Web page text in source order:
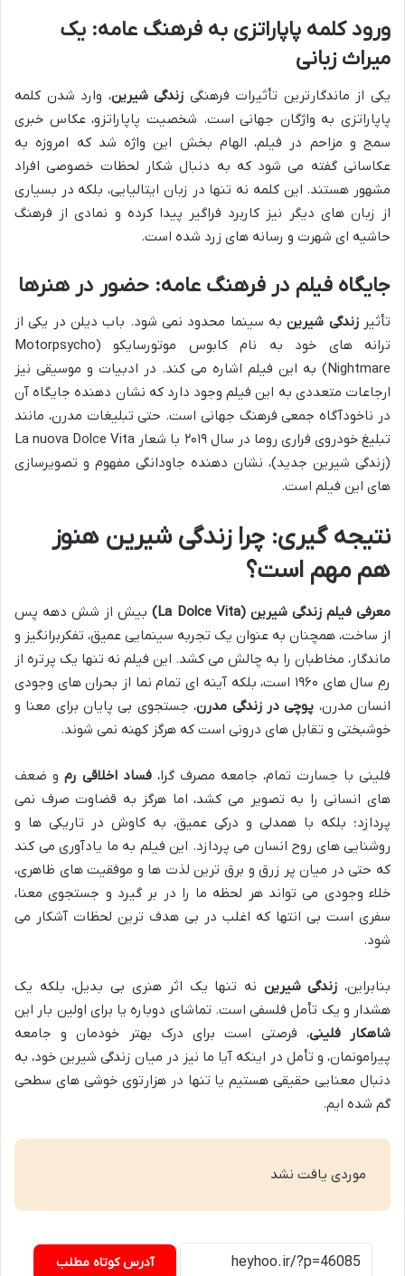
ورود کلمه پاپاراتزی به فرهنگ عامه: یک
میراث زبانی
یکی از ماندگارترین تأثیرات فرهنگی زندگی شیرین، وارد شدن کلمه
پاپاراتزی به واژگان جهانی است. شخصیت پاپاراتزو، عکاس خبری
سمج و مزاحم در فیلم، الهام بخش این واژه شد که امروزه به
عکاسانی گفته می شود که به دنبال شکار لحظات خصوصی افراد
مشهور هستند. این کلمه نه تنها در زبان ایتالیایی، بلکه در بسیاری
از زبان های دیگر نیز کاربرد فراگیر پیدا کرده و نمادی از فرهنگ
حاشیه ای شهرت و رسانه های زرد شده است.
جایگاه فیلم در فرهنگ عامه: حضور در هنرها
تأثیرزندگی شیرینبه سینما محدود نمی شود. باب دیلن در یکی از
ترانه های خود به نام کابوس موتورسایکو (Motorpsycho
Nightmare) به این فیلم اشاره می کند. در ادبیات و موسیقی نیز
ارجاعات متعددی به این فیلم وجود دارد که نشان دهنده جایگاه آن
در ناخودآگاه جمعی فرهنگ جهانی است. حتی تبلیغات مدرن، مانند
تبلیغ خودروی فراری روما در سال ۲۰۱۹ با شعار La nuova Dolce Vita
(زندگی شیرین جدید)، نشان دهنده جاودانگی مفهوم و تصویرسازی
های این فیلم است.
نتیجه گیری: چرا زندگی شیرین هنوز
هم مهم است؟
معرفی فیلم زندگی شیرین (La Dolce Vita)
بیش از شش دهه پس
از ساخت، همچنان به عنوان یک تجربه سینمایی عمیق، تفکربرانگیز و
ماندگار، مخاطبان را به چالش می کشد. این فیلم نه تنها یک پرتره از
رمِ سال های ۱۹۶۰ است، بلکه آینه ای تمام نما از بحران های وجودی
انسان مدرن، پوچی در زندگی مدرن، جستجوی بی پایان برای معنا و
خوشبختی و تقابل های درونی است که هرگز کهنه نمی شوند.
فلینی با جسارت تمام، جامعه مصرف گرا، فساد اخلاقی رم و ضعف
های انسانی را به تصویر می کشد، اما هرگز به قضاوت صرف نمی
پردازد؛ بلکه با همدلی و درکی عمیق، به کاوش در تاریکی ها و
روشنایی های روح انسان می پردازد. این فیلم به ما یادآوری می کند
که حتی در میان پر زرق و برق ترین لذت ها و موفقیت های ظاهری،
خلاء وجودی می تواند هر لحظه ما را در بر گیرد و جستجوی معنا،
سفری است بی انتها که اغلب در بی هدف ترین لحظات آشکار می
شود.
بنابراین، زندگی شیرین نه تنها یک اثر هنری بی بدیل، بلکه یک
هشدار و یک تأمل فلسفی است. تماشای دوباره یا برای اولین بار این
شاهکار فلینی، فرصتی است برای درک بهتر خودمان و جامعه
پیرامونمان، و تأمل در اینکه آیا ما نیز در میان زندگی شیرین خود، به
دنبال معنایی حقیقی هستیم یا تنها در هزارتوی خوشی های سطحی
گم شده ایم.
موردی یافت نشد
آدرس کوتاه مطلب